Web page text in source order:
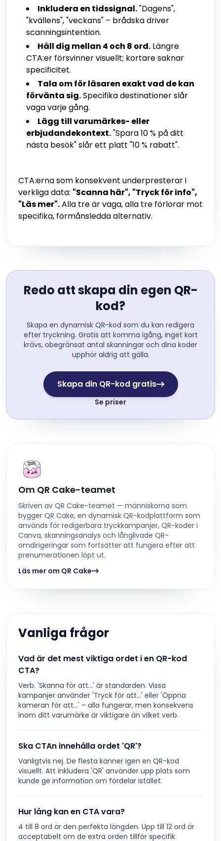
Inkludera en tidssignal."Dagens",
"kvällens", "veckans" – brådska driver
scanningsintention.
Håll dig mellan 4 och 8 ord. Längre
CTA:er försvinner visuellt; kortare saknar
specificitet.
Tala om för läsaren exakt vad de kan
förvänta sig.Specifika destinationer slår
vaga varje gång.
Lägg till varumärkes- eller
erbjudandekontext."Spara 10 % på ditt
nästa besök" slår ett platt "10 % rabatt".
CTA:erna som konsekvent underpresterar i
verkliga data: "Scanna här", "Tryck för info",
"Läs mer".Alla tre är vaga, alla tre förlorar mot
specifika, förmånsledda alternativ.
Redo att skapa din egen QR-
kod?
Skapa en dynamisk QR-kod som du kan redigera
efter tryckning. Gratis att komma igång, inget kort
krävs, obegränsat antal skanningar och dina koder
upphör aldrig att gälla.
Skapa din QR-kod gratis
Se priser
Om QR Cake-teamet
Skriven av QR Cake-teamet — människorna som
bygger QR Cake, en dynamisk QR-kodplattform som
används för redigerbara tryckkampanjer, QR-koder i
Canva, skanningsanalys och långlivade QR-
omdirigeringar som fortsätter att fungera efter att
prenumerationen löpt ut.
Läs mer om QR Cake
Vanliga frågor
Vad är det mest viktiga ordet i en QR-kod
CTA?
Verb. 'Skanna för att...' är standarden. Vissa
kampanjer använder 'Tryck för att...' eller 'Öppna
kameran för att...' – alla fungerar, men konsekvens
inom ditt varumärke är viktigare än vilket verb.
Ska CTAn innehålla ordet 'QR'?
Vanligtvis nej. De flesta känner igen en QR-kod
visuellt. Att inkludera 'QR' använder upp plats som
kunde ge information om fördelar istället.
Hur lång kan en CTA vara?
4 till 8 ord är den perfekta längden. Upp till 12 ord är
acceptabelt om de extra orden tillför specifik